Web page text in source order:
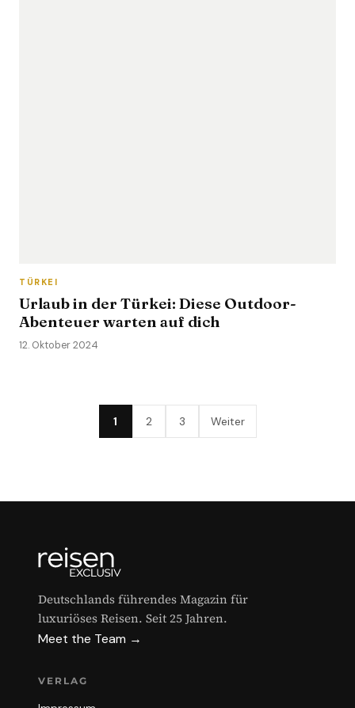
TÜRKEI
Urlaub in der Türkei: Diese Outdoor-
Abenteuer warten auf dich
12. Oktober 2024
1 2 3 Weiter
Deutschlands führendes Magazin für
luxuriöses Reisen. Seit 25 Jahren.
Meet the Team →
VERLAG